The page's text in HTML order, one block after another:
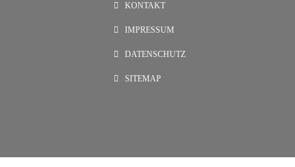
KONTAKT
IMPRESSUM
DATENSCHUTZ
SITEMAP